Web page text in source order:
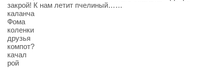
закрой! К нам летит пчелиный……
каланча
Фома
коленки
друзья
компот?
качал
рой